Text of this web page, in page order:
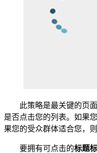
此策略是最关键的页
是否点击您的列表。如果
果您的受众群体适合您，
要拥有可点击的标题